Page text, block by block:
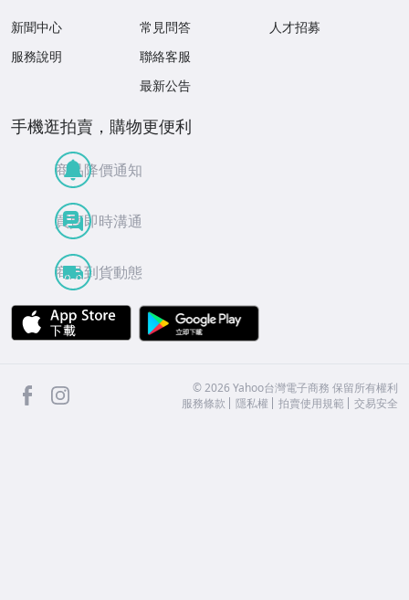
新聞中心
服務說明
常見問答
聯絡客服
最新公告
人才招募
手機逛拍賣，購物更便利
商品降價通知
買賣即時溝通
商品到貨動態
APP Store
facebook ©2026 Yahoo台灣電子商務 保留所有權利
服務條款
隱私權 拍賣使用規範 交易安全